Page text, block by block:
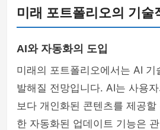
미래 포트폴리오의 기술
AI와 자동화의 도입
미래의 포트폴리오에서는 AI
발해질 전망입니다. AI는 사용
보다 개인화된 콘텐츠를 제공
한 자동화된 업데이트 기능은